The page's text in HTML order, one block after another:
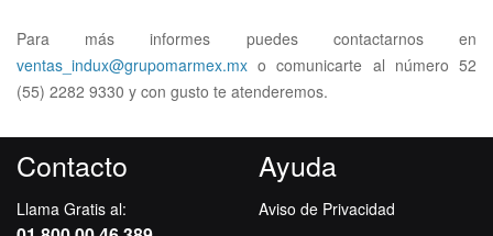
Para más informes puedes contactarnos en
ventas_indux@grupomarmex.mx o comunicarte al número 52
(55) 2282 9330 y con gusto te atenderemos.
Contacto
Llama Gratis al:
Ayuda
Aviso de Privacidad